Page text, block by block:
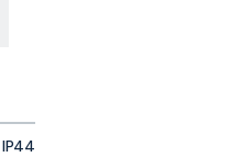
IP44